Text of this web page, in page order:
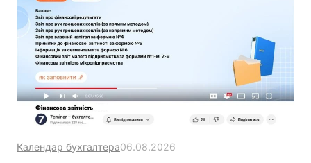
Календар бухгалтера06.08.2026